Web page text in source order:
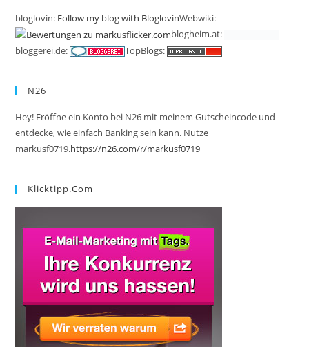
bloglovin: Follow my blog with BloglovinWebwiki:
blogheim.at:
bloggerei.de:
TopBlogs:
N26
Hey! Eröffne ein Konto bei N26 mit meinem Gutscheincode und
entdecke, wie einfach Banking sein kann. Nutze
markusf0719.https://n26.com/r/markusf0719
Klicktipp.com